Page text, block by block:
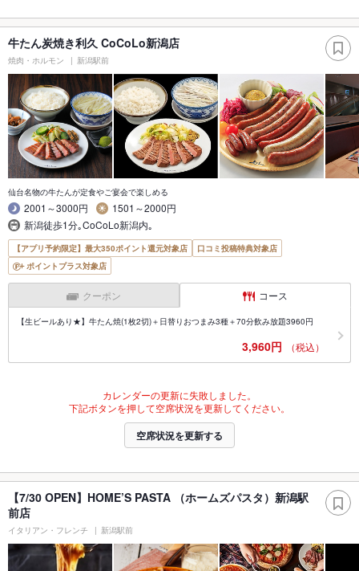
牛たん炭焼き利久 CoCoLo新潟店
焼肉・ホルモン 新潟駅前
仙台名物の牛たんが定食やご宴会で楽しめる
2001～3000円
1501～2000円
新潟徒歩1分｡CoCoLo新潟内｡
【アプリ予約限定】最大350ポイント還元対象店
口コミ投稿特典対象店
ポイントプラス対象店
クーポン コース
【生ビールあり★】牛たん焼(1枚2切)＋日替りおつまみ3種＋70分飲み放題3960円
3,960円 （税込）
カレンダーの更新に失敗しました。
下記ボタンを押して空席状況を更新してください。
空席状況を更新する
【7/30 OPEN】HOME’S PASTA （ホームズパスタ）新潟駅
前店
イタリアン・フレンチ 新潟駅前